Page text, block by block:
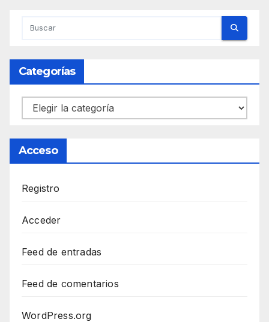
Categorías
Categorías
Acceso
Registro
Acceder
Feed de entradas
Feed de comentarios
WordPress.org